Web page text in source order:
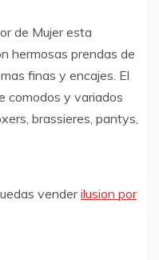
de Mujer esta
hermosas prendas de
finas y encajes. El
comodos y variados
brassieres, pantys,
venderilusion por